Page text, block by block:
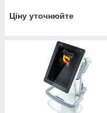
Ціну уточнюйте